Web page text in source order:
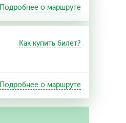
Подробнее о маршруте
Как купить билет?
Подробнее о маршруте